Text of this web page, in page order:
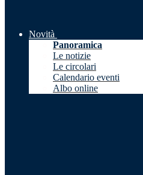
Novità
Panoramica
Le notizie
Le circolari
Calendario eventi
Albo online